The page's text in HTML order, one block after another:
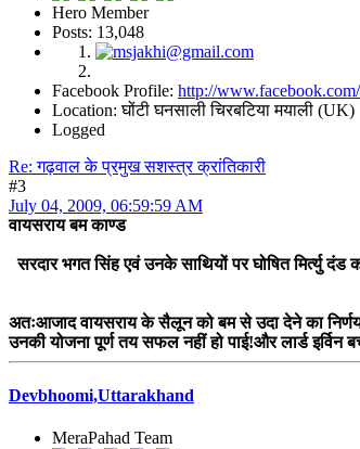
Hero Member
Posts: 13,048
Facebook Profile: http://
Location: घोंटी घनसाली चिरबटिया मयाली (UK)
Logged
Re: गढ़वाल के प्रमुख सशस्त्र क्रांतिकारी
#3
July 04, 2009, 06:59:59 AM
वायसराय बम काण्ड
सरदार भगत सिंह एवं उनके साथियों पर घोषित मिर्त्यु
अतःआजाद वायसराय के सैलून को बम से उदा देने का
उनकी योजना पूर्ण तय सफल नहीं हो पाई!और लार्ड
Devbhoomi,Uttarakhand
MeraPahad Team